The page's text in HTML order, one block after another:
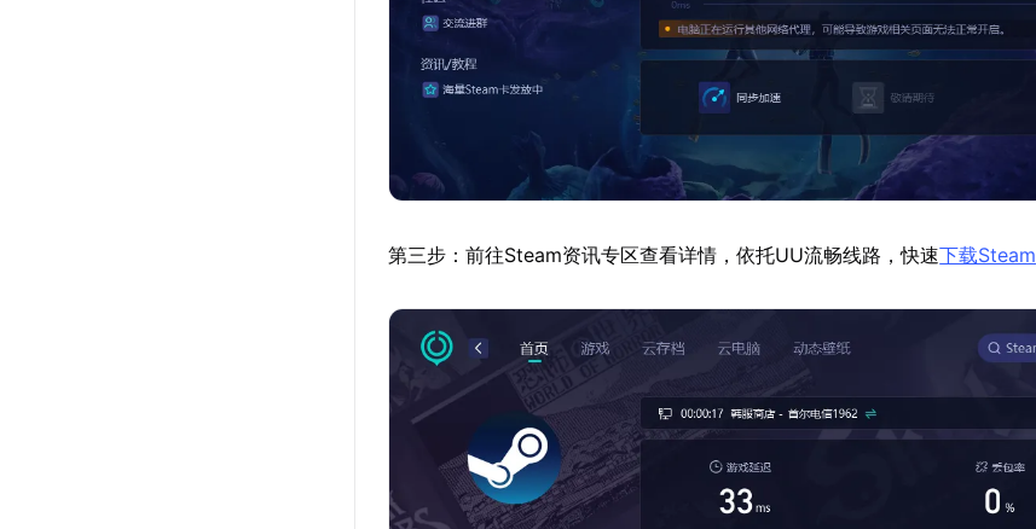
第三步：前往Steam资讯专区查看详情，依托UU流畅线路，快速下载Steam